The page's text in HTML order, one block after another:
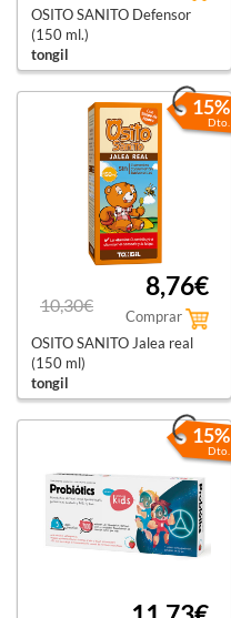
OSITO SANITO Defensor
(150 ml.)
tongil
15%
Dto.
10,30€
8,76€
Comprar
OSITO SANITO Jalea real
(150 ml)
tongil
15%
Dto.